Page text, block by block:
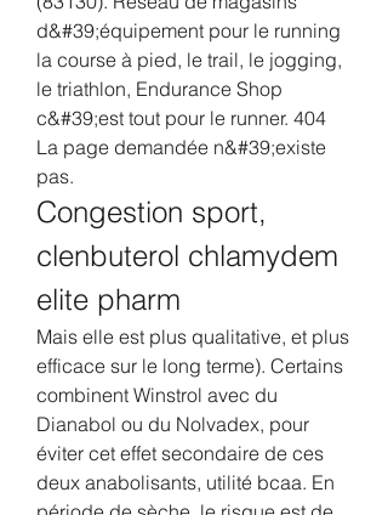
d&#39;équipement pour le running
la course à pied, le trail, le jogging,
le triathlon, Endurance Shop
c&#39;est tout pour le runner. 404
La page demandée n&#39;existe
pas.
Congestion sport,
clenbuterol chlamydem
elite pharm
Mais elle est plus qualitative, et plus
efficace sur le long terme). Certains
combinent Winstrol avec du
Dianabol ou du Nolvadex, pour
éviter cet effet secondaire de ces
deux anabolisants, utilité bcaa. En